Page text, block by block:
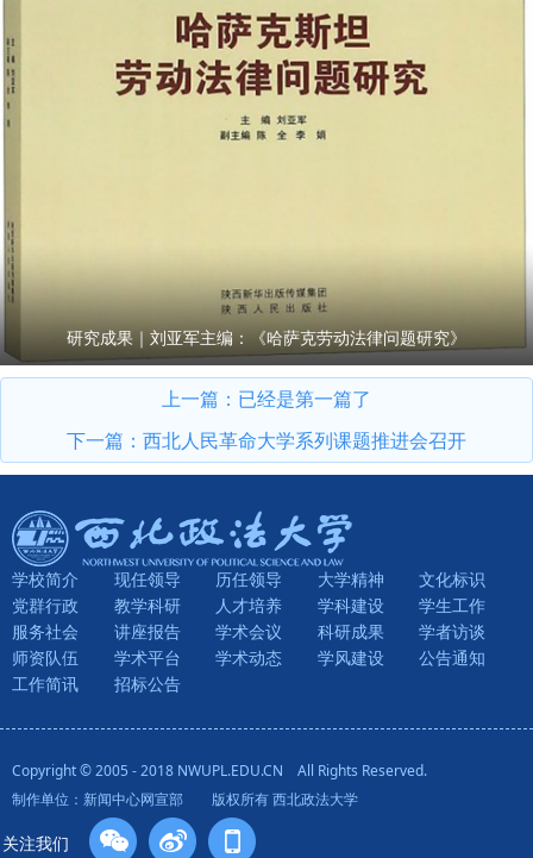
研究成果｜刘亚军主编：《哈萨克劳动法律问题研究》
上一篇：已经是第一篇了
下一篇： 西北人民革命大学系列课题推进会召开
学校简介 现任领导 历任领导 大学精神
文化标识
党群行政
教学科研 人才培养 学科建设
学生工作
服务社会
讲座报告 学术会议 科研成果
学者访谈
师资队伍
学术平台 学术动态 学风建设
公告通知
工作简讯
招标公告
Copyright © 2005 - 2018 NWUPL.EDU.CN All Rights Reserved.
制作单位：新闻中心网宣部 版权所有 西北政法大学
关注我们